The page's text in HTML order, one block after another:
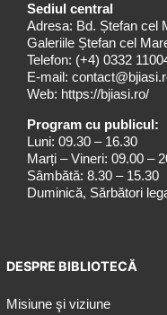
Sediul central
Adresa: Bd. Ștefan cel
Galeriile Ștefan cel
Telefon: (+4) 0332
E-mail:
Web: https://bjiasi.ro/
Program cu publicul:
Luni: 09.30 – 16.30
Marți – Vineri: 09.00 –
Sâmbătă: 8.30 – 15.30
Duminică, Sărbători
DESPRE BIBLIOTECĂ
Misiune şi viziune